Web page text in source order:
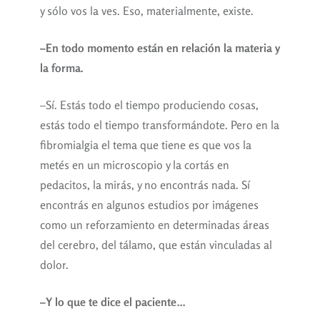
y sólo vos la ves. Eso, materialmente, existe.
–En todo momento están en relación la materia y
la forma.
–Sí. Estás todo el tiempo produciendo cosas,
estás todo el tiempo transformándote. Pero en la
fibromialgia el tema que tiene es que vos la
metés en un microscopio y la cortás en
pedacitos, la mirás, y no encontrás nada. Sí
encontrás en algunos estudios por imágenes
como un reforzamiento en determinadas áreas
del cerebro, del tálamo, que están vinculadas al
dolor.
–Y lo que te dice el paciente…